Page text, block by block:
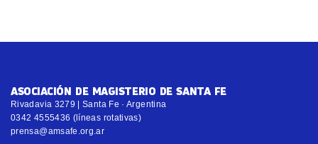
ASOCIACIÓN DE MAGISTERIO DE SANTA FE
Rivadavia 3279 | Santa Fe · Argentina
0342 4555436 (líneas rotativas)
prensa@amsafe.org.ar